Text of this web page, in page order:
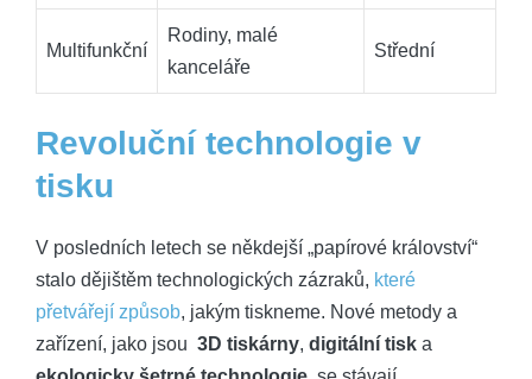
Multifunkční
Rodiny, malé
⁤kanceláře
Střední
Revoluční technologie v​
tisku
V posledních letech se někdejší „papírové království“
stalo dějištěm technologických zázraků, ⁣ které
přetvářejí způsob, jakým tiskneme. Nové metody a
zařízení, jako jsou ‌ 3D ⁢tiskárny, digitální ⁣tisk ‌a